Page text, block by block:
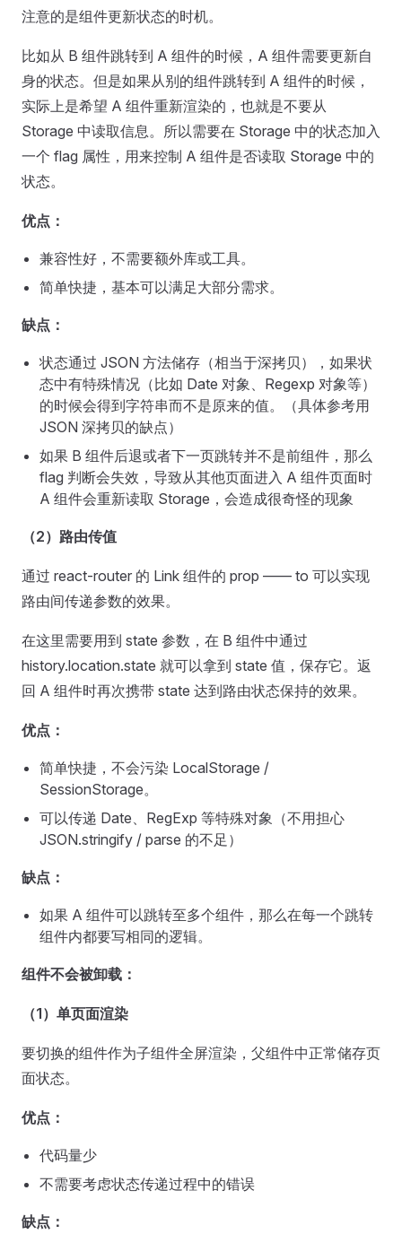
注意的是组件更新状态的时机。
比如从 B 组件跳转到 A 组件的时候，A 组件需要更新自
身的状态。但是如果从别的组件跳转到 A 组件的时候，
实际上是希望 A 组件重新渲染的，也就是不要从
Storage 中读取信息。所以需要在 Storage 中的状态加入
一个 flag 属性，用来控制 A 组件是否读取 Storage 中的
状态。
优点：
兼容性好，不需要额外库或工具。
简单快捷，基本可以满足大部分需求。
缺点：
状态通过 JSON 方法储存（相当于深拷贝），如果状
态中有特殊情况（比如 Date 对象、Regexp 对象等）
的时候会得到字符串而不是原来的值。（具体参考用
JSON 深拷贝的缺点）
如果 B 组件后退或者下一页跳转并不是前组件，那么
flag 判断会失效，导致从其他页面进入 A 组件页面时
A 组件会重新读取 Storage，会造成很奇怪的现象
（2）路由传值
通过 react-router 的 Link 组件的 prop —— to 可以实现
路由间传递参数的效果。
在这里需要用到 state 参数，在 B 组件中通过
history.location.state 就可以拿到 state 值，保存它。返
回 A 组件时再次携带 state 达到路由状态保持的效果。
优点：
简单快捷，不会污染 LocalStorage /
SessionStorage。
可以传递 Date、RegExp 等特殊对象（不用担心
JSON.stringify / parse 的不足）
缺点：
如果 A 组件可以跳转至多个组件，那么在每一个跳转
组件内都要写相同的逻辑。
组件不会被卸载：
（1）单页面渲染
要切换的组件作为子组件全屏渲染，父组件中正常储存页
面状态。
优点：
代码量少
不需要考虑状态传递过程中的错误
缺点：